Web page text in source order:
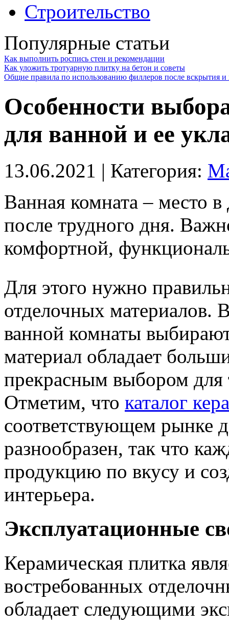
Строительство
Популярные статьи
Как выполнить роспись стен и рекомендации
Как уложить тротуарную плитку на бетон и советы
Общие правила по использованию филлеров после вскрытия и
Особенности
для ванной и ее
13.06.2021 | Категория:
Ванная комната – место
после трудного дня.
комфортной,
Для этого нужно
отделочных материалов.
ванной комнаты
материал обладает
прекрасным выбором для
Отметим, что каталог
соответствующем рынке
разнообразен, так что
продукцию по вкусу и
интерьера.
Эксплуатационные
Керамическая плитка
востребованных
обладает следующими